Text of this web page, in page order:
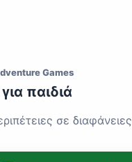
Games
παιδιά
σε διαφάνειες